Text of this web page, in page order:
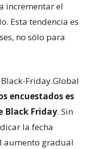
incrementar el
Esta tendencia es
no sólo para
Friday.Global
encuestados es
Black Friday. Sin
la fecha
aumento gradual